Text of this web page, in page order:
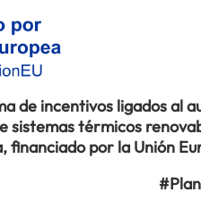
de incentivos ligados al
sistemas térmicos
financiado por la Unión